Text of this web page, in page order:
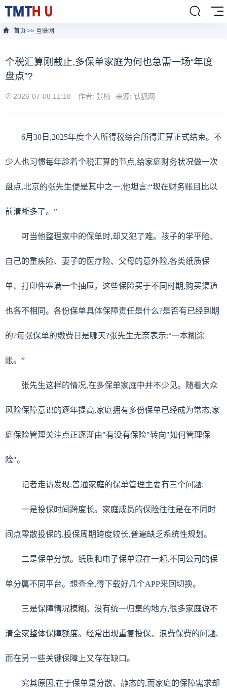
首页 >> 互联网
个税汇算刚截止,多保单家庭为何也急需一场“年度
盘点”?
2026-07-08 11:18 作者: 张楠 来源: 钛狐网
6月30日,2025年度个人所得税综合所得汇算正式结束。不
少人也习惯每年趁着个税汇算的节点,给家庭财务状况做一次
盘点,北京的张先生便是其中之一,他坦言:“现在财务账目比以
前清晰多了。”
可当他整理家中的保单时,却又犯了难。孩子的学平险、
自己的重疾险、妻子的医疗险、父母的意外险,各类纸质保
单、打印件塞满一个抽屉。这些保险买于不同时期,购买渠道
也各不相同。各份保单具体保障责任是什么?是否有已经到期
的?每张保单的缴费日是哪天?张先生无奈表示:“一本糊涂
账。”
张先生这样的情况,在多保单家庭中并不少见。随着大众
风险保障意识的逐年提高,家庭拥有多份保单已经成为常态,家
庭保险管理关注点正逐渐由"有没有保险"转向"如何管理保
险"。
记者走访发现,普通家庭的保单管理主要有三个问题:
一是投保时间跨度长。家庭成员的保险往往是在不同时
间点零散投保的,投保周期跨度较长,普遍缺乏系统性规划。
二是保单分散。纸质和电子保单混在一起,不同公司的保
单分属不同平台。想查全,得下载好几个APP来回切换。
三是保障情况模糊。没有统一归集的地方,很多家庭说不
清全家整体保障额度。经常出现重复投保、浪费保费的问题,
而在另一些关键保障上又存在缺口。
究其原因,在于保单是分散、静态的,而家庭的保障需求却